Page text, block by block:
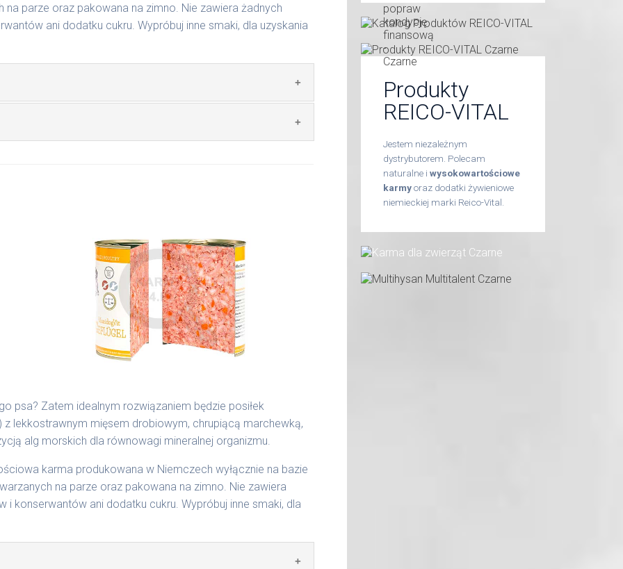
parze oraz pakowana na zimno. Nie zawiera żadnych
ani dodatku cukru. Wypróbuj inne smaki, dla uzyskania
69% wołowina, 4% ryż, 4% marchew, bulion
składnikami spożywczymi takimi jak: żołądek, wątroba,
w lodówce, nie dłużej niż 2 dni.
Indywidualne potrzeby zależne są od rasy,
g/1016 | 800 g/1024
psa? Zatem idealnym rozwiązaniem będzie posiłek
lekkostrawnym mięsem drobiowym, chrupiącą marchewką,
alg morskich dla równowagi mineralnej organizmu.
karma produkowana w Niemczech wyłącznie na bazie
na parze oraz pakowana na zimno. Nie zawiera
konserwantów ani dodatku cukru. Wypróbuj inne smaki, dla
Produkty
REICO-VITAL
Jestem niezależnym
dystrybutorem. Polecam
naturalne i wysokowartościowe
karmyoraz dodatki żywieniowe
niemieckiej marki Reico-Vital.